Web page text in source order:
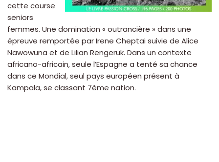
cette course
seniors
femmes. Une domination « outrancière » dans une
épreuve remportée par Irene Cheptai suivie de Alice
Nawowuna et de Lilian Rengeruk. Dans un contexte
africano-africain, seule l’Espagne a tenté sa chance
dans ce Mondial, seul pays européen présent à
Kampala, se classant 7ème nation.